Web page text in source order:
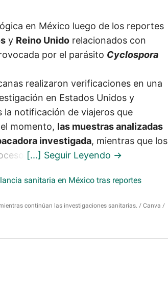
continúan las investigaciones sanitarias.
Canva /
en México luego de los reportes
y Reino Unido relacionados con
por el parásito Cyclospora
realizaron verificaciones en una
en Estados Unidos y
notificación de viajeros que
momento, las muestras analizadas
investigada, mientras que los